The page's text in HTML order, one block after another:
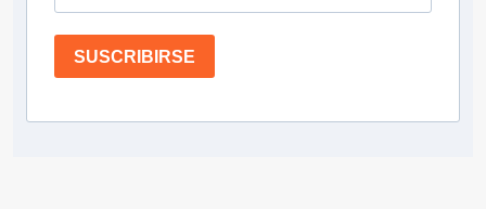
SUSCRIBIRSE